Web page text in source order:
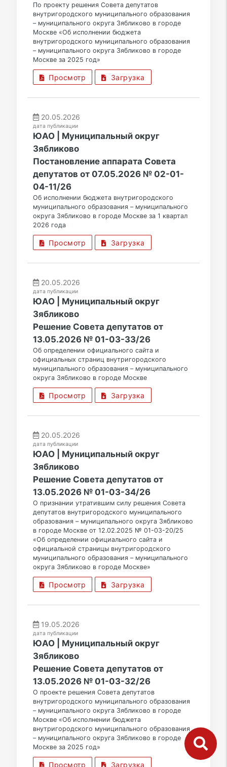
По проекту решения Совета депутатов
внутригородского муниципального образования
– муниципального округа Зябликово в городе
Москве «Об исполнении бюджета
внутригородского муниципального образования
– муниципального округа Зябликово в городе
Москве за 2025 год»
Просмотр Загрузка
20.05.2026
дата публикации
ЮАО | Муниципальный округ
Зябликово
Постановление аппарата Совета
депутатов от 07.05.2026 № 02-01-
04-11/26
Об исполнении бюджета внутригородского
муниципального образования – муниципального
округа Зябликово в городе Москве за 1 квартал
2026 года
Просмотр Загрузка
20.05.2026
дата публикации
ЮАО | Муниципальный округ
Зябликово
Решение Совета депутатов от
13.05.2026 № 01-03-33/26
Об определении официального сайта и
официальных страниц внутригородского
муниципального образования – муниципального
округа Зябликово в городе Москве
Просмотр Загрузка
20.05.2026
дата публикации
ЮАО | Муниципальный округ
Зябликово
Решение Совета депутатов от
13.05.2026 № 01-03-34/26
О признании утратившим силу решения Совета
депутатов внутригородского муниципального
образования – муниципального округа Зябликово
в городе Москве от 12.02.2025 № 01-03-20/25
«Об определении официального сайта и
официальной страницы внутригородского
муниципального образования – муниципального
округа Зябликово в городе Москве»
Просмотр Загрузка
19.05.2026
дата публикации
ЮАО | Муниципальный округ
Зябликово
Решение Совета депутатов от
13.05.2026 № 01-03-32/26
О проекте решения Совета депутатов
внутригородского муниципального образования
– муниципального округа Зябликово в городе
Москве «Об исполнении бюджета
внутригородского муниципального образования
– муниципального округа Зябликово в городе
Москве за 2025 год»
Просмотр Загрузка